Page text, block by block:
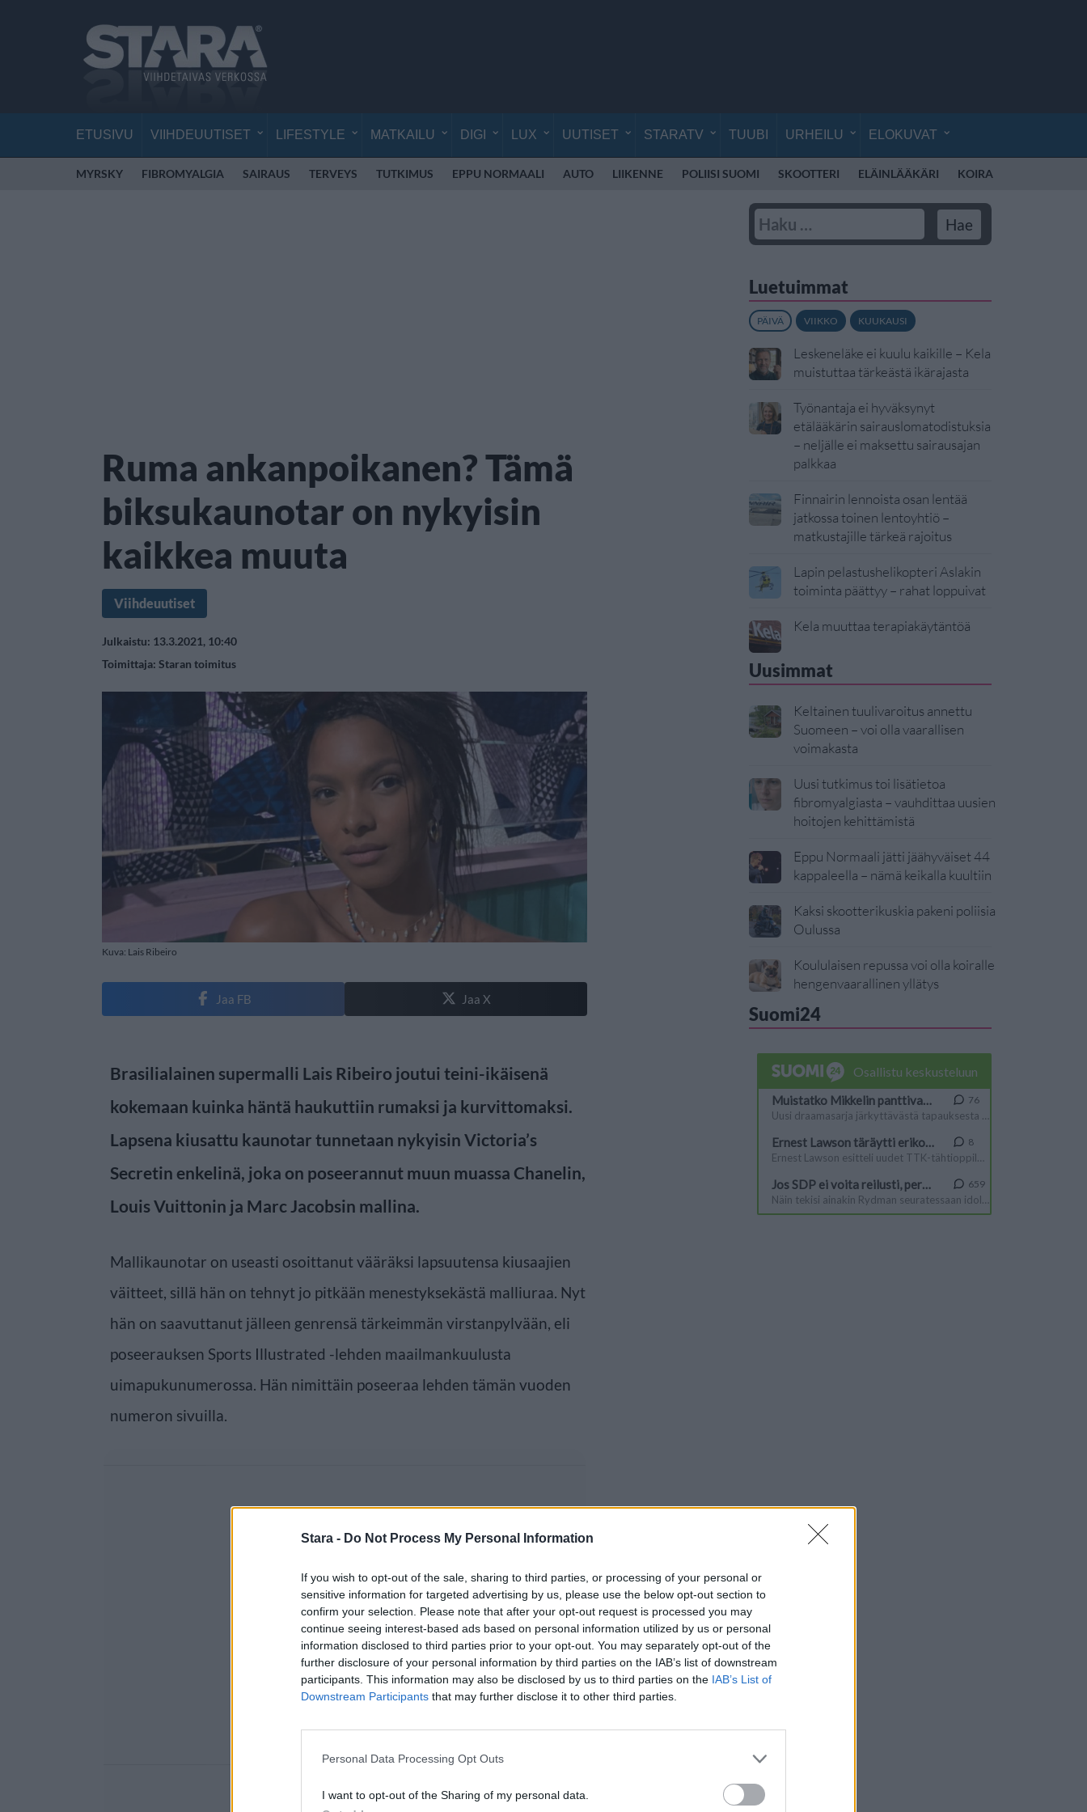
Stara - Do Not Process My Personal Information
If you wish to opt-out of the sale, sharing to third parties, or processing of your personal or
sensitive information for targeted advertising by us, please use the below opt-out section to
confirm your selection. Please note that after your opt-out request is processed you may
continue seeing interest-based ads based on personal information utilized by us or personal
information disclosed to third parties prior to your opt-out. You may separately opt-out of the
further disclosure of your personal information by third parties on the IAB’s list of downstream
participants. This information may also be disclosed by us to third parties on the IAB’s List of
Downstream Participants that may further disclose it to other third parties.
Personal Data Processing Opt Outs
I want to opt-out of the Sharing of my personal data.
ETUSIVU VIIHDEUUTISET LIFESTYLE MATKAILU DIGI LUX UUTISET STARATV TUUBI URHEILU ELOKUVAT
MYRSKY FIBROMYALGIA SAIRAUS TERVEYS TUTKIMUS EPPU NORMAALI AUTO LIIKENNE POLIISI SUOMI SKOOTTERI ELÄINLÄÄKÄRI KOIRA
Ruma ankanpoikanen? Tämä
biksukaunotar on nykyisin
kaikkea muuta
Viihdeuutiset
Julkaistu: 13.3.2021, 10:40
Toimittaja: Staran toimitus
Kuva: Lais Ribeiro
Jaa FB Jaa X
Brasilialainen supermalli Lais Ribeiro joutui teini-ikäisenä
kokemaan kuinka häntä haukuttiin rumaksi ja kurvittomaksi.
Lapsena kiusattu kaunotar tunnetaan nykyisin Victoria’s
Secretin enkelinä, joka on poseerannut muun muassa Chanelin,
Louis Vuittonin ja Marc Jacobsin mallina.
Mallikaunotar on useasti osoittanut vääräksi lapsuutensa kiusaajien
väitteet, sillä hän on tehnyt jo pitkään menestyksekästä malliuraa. Nyt
hän on saavuttanut jälleen genrensä tärkeimmän virstanpylvään, eli
poseerauksen Sports Illustrated -lehden maailmankuulusta
uimapukunumerossa. Hän nimittäin poseeraa lehden tämän vuoden
numeron sivuilla.
Luetuimmat
PÄIVÄ VIIKKO KUUKAUSI
Leskeneläke ei kuulu kaikille – Kela
muistuttaa tärkeästä ikärajasta
Työnantaja ei hyväksynyt
etälääkärin sairauslomatodistuksia
– neljälle ei maksettu sairausajan
palkkaa
Finnairin lennoista osan lentää
jatkossa toinen lentoyhtiö –
matkustajille tärkeä rajoitus
Lapin pelastushelikopteri Aslakin
toiminta päättyy – rahat loppuivat
Kela muuttaa terapiakäytäntöä
Uusimmat
Keltainen tuulivaroitus annettu
Suomeen – voi olla vaarallisen
voimakasta
Uusi tutkimus toi lisätietoa
fibromyalgiasta – vauhdittaa uusien
hoitojen kehittämistä
Eppu Normaali jätti jäähyväiset 44
kappaleella – nämä keikalla kuultiin
Kaksi skootterikuskia pakeni poliisia
Oulussa
Koululaisen repussa voi olla koiralle
hengenvaarallinen yllätys
Suomi24